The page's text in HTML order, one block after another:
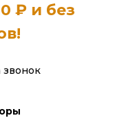
₽ и без
звонок